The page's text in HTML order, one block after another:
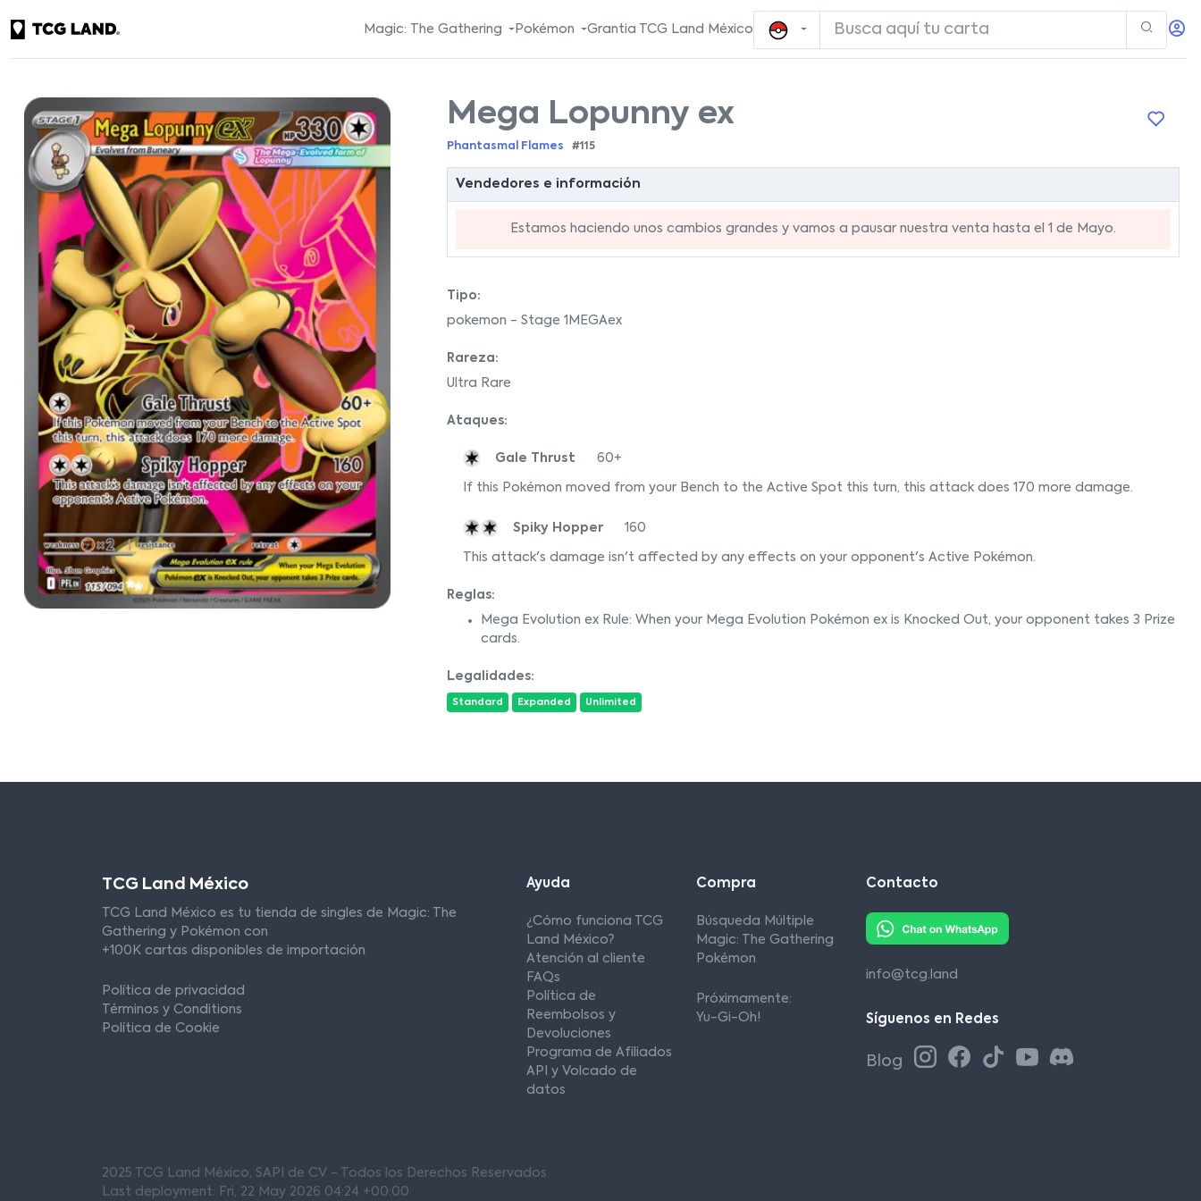
Magic: The Gathering Pokémon Grantia TCG Land México
Mega Lopunny ex
Phantasmal Flames #115
Vendedores e información
Estamos haciendo unos cambios grandes y vamos a pausar nuestra venta hasta el 1 de Mayo.
Tipo:
pokemon - Stage 1MEGAex
Rareza:
Ultra Rare
Ataques:
Gale Thrust 60+
If this Pokémon moved from your Bench to the Active Spot this turn, this attack does 170 more damage.
Spiky Hopper 160
This attack's damage isn't affected by any effects on your opponent's Active Pokémon.
Reglas:
Mega Evolution ex Rule: When your Mega Evolution Pokémon ex is Knocked Out, your opponent takes 3 Prize
cards.
Legalidades:
Standard Expanded Unlimited
TCG Land México
TCG Land México es tu tienda de singles de Magic: The
Gathering y Pokémon con
+100K cartas disponibles de importación
Política de privacidad
Términos y Conditions
Política de Cookie
Ayuda
¿Cómo funciona TCG
Land México?
Atención al cliente
FAQs
Política de
Reembolsos y
Devoluciones
Programa de Afiliados
API y Volcado de
datos
Compra
Búsqueda Múltiple
Magic: The Gathering
Pokémon
Próximamente:
Yu-Gi-Oh!
Contacto
info@tcg.land
Síguenos en Redes
Blog
2025 TCG Land México, SAPI de CV - Todos los Derechos Reservados
Last deployment: Fri, 22 May 2026 04:24 +00:00